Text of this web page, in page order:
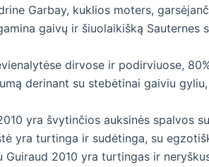
Garbay, kuklios moters,
gaivų ir šiuolaikišką
dirvose ir podirviuose,
derinant su stebėtinai gaiviu
yra švytinčios auksinės spalvos
yra turtinga ir sudėtinga, su
Guiraud 2010 yra turtingas ir